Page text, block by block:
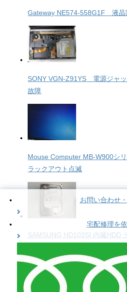
Gateway NE574-558G1F 液晶
SONY VGN-Z91YS 電源ジャ
故障
Mouse Computer MB-W900シ
ラックアウト点滅
SAMSUNG HD103SI 内臓HDD
お問い合わせ
宅配修理を